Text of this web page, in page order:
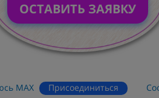
ОСТАВИТЬ ЗАЯВКУ
MАХ Присоединиться